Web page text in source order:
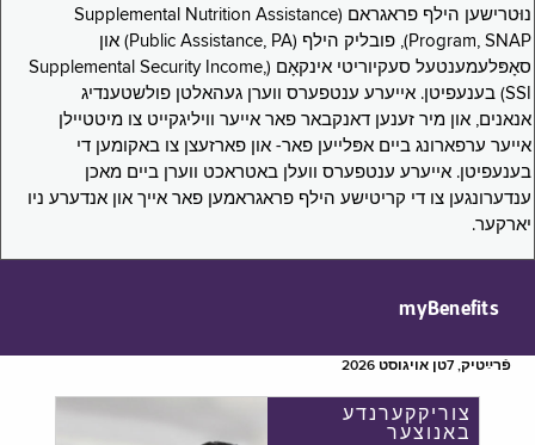
נוּטרישען הילף פראגראם (Supplemental Nutrition Assistance
Program, SNAP), פובליק הילף (Public Assistance, PA) און
סאָפּלעמענטעל סעקיוריטי אינקאָם (Supplemental Security Income,
SSI) בענעפיטן. אייערע ענטפערס ווערן געהאלטן פולשטענדיג
אנאנים, און מיר זענען דאנקבאר פאר אייער וויליגקייט צו מיטטיילן
אייער ערפארונג ביים אפּלייען פאר- און פארזעצן צו באקומען די
בענעפיטן. אייערע ענטפערס וועלן באטראכט ווערן ביים מאכן
ענדערונגען צו די קריטישע הילף פראגראמען פאר אייך און אנדערע ניו
יארקער.
myBenefits
פֿרײַטיק, 7טן אויגוסט 2026
צוריקקערנדע
באנוצער